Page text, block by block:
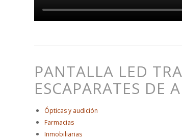
PANTALLA LED
ESCAPARATES DE
Ópticas y audición
Farmacias
Inmobiliarias